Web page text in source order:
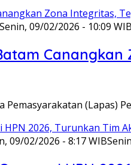
Senin, 09/02/2026 - 10:09 WIB
Pemasyarakatan
09/02/2026 - 8:17 WIB